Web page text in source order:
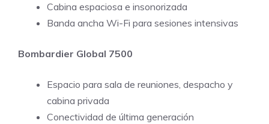
Cabina espaciosa e insonorizada
Banda ancha Wi-Fi para sesiones intensivas
Bombardier Global 7500
Espacio para sala de reuniones, despacho y
cabina privada
Conectividad de última generación